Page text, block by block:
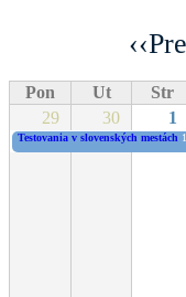
‹‹
Pon Ut Str
29
30 1
Testovania v slovenských mestách